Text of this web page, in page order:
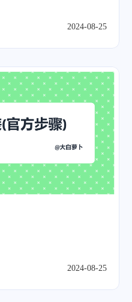
2024-08-25
2024-08-25